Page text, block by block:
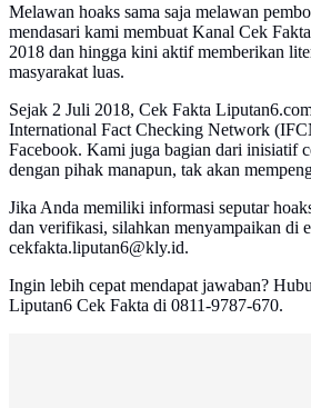
Melawan hoaks sama saja melawan
mendasari kami membuat Kanal Cek
2018 dan hingga kini aktif memberikan
masyarakat luas.
Sejak 2 Juli 2018, Cek Fakta
International Fact Checking Network
Facebook. Kami juga bagian dari inisiatif
dengan pihak manapun, tak akan
Jika Anda memiliki informasi seputar
dan verifikasi, silahkan menyampaikan di
cekfakta.liputan6@kly.id.
Ingin lebih cepat mendapat jawaban?
Liputan6 Cek Fakta di 0811-9787-670.